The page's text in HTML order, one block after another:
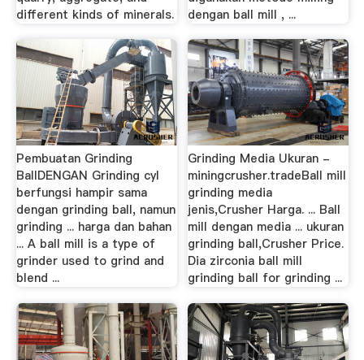
different kinds of minerals.
dengan ball mill , ...
Pembuatan Grinding
BallDENGAN Grinding cyl
berfungsi hampir sama
dengan grinding ball, namun
grinding ... harga dan bahan
... A ball mill is a type of
grinder used to grind and
blend ...
Grinding Media Ukuran -
miningcrusher.tradeBall mill
grinding media
jenis,Crusher Harga. ... Ball
mill dengan media ... ukuran
grinding ball,Crusher Price.
Dia zirconia ball mill
grinding ball for grinding ...